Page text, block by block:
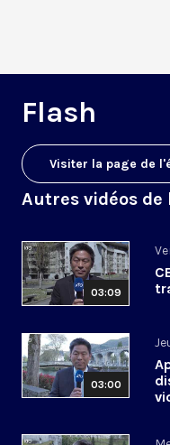
Flash
Visiter la page de
Autres vidéos de
03:09
03:00